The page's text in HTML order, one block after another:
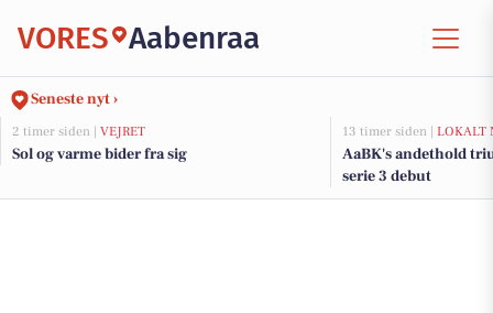
VORES Aabenraa
Seneste nyt ›
2 timer siden | VEJRET
Sol og varme bider fra sig
13 timer siden | LOKALT
AaBK's andethold
serie 3 debut